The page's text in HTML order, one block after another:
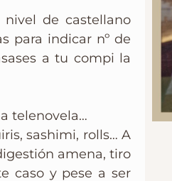
de castellano
para indicar nº de
a tu compi la
telenovela…
sashimi, rolls… A
amena, tiro
caso y pese a ser